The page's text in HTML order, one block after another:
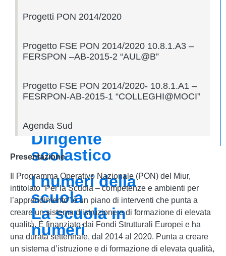
Presentazione
I luoghi
I luoghi della
scuola
Le persone
Dirigente
scolastico
I numeri della
scuola
La scuola in
numeri
Progetti PON 2014/2020
Progetto FSE PON 2014/2020 10.8.1.A3 –
FERSPON –AB-2015-2 “AUL@B”
Progetto FSE PON 2014/2020- 10.8.1.A1 –
FESRPON-AB-2015-1 “COLLEGHI@MOCI”
Agenda Sud
Presentazione
Il Programma Operativo Nazionale (PON) del Miur,
intitolato “Per la Scuola – competenze e ambienti per
l’apprendimento” è un piano di interventi che punta a
creare un sistema d’istruzione e di formazione di elevata
qualità. È finanziato dai Fondi Strutturali Europei e ha
una durata settennale, dal 2014 al 2020. Punta a creare
un sistema d’istruzione e di formazione di elevata qualità,